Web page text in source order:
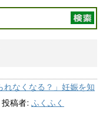
れなくなる？」妊娠を知
投稿者: ふくふく